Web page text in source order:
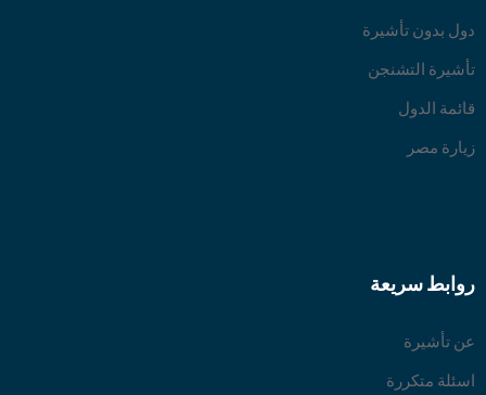
دول بدون تأشيرة
تأشيرة التشنجن
قائمة الدول
زيارة مصر
روابط سريعة
عن تأشيرة
اسئلة متكررة